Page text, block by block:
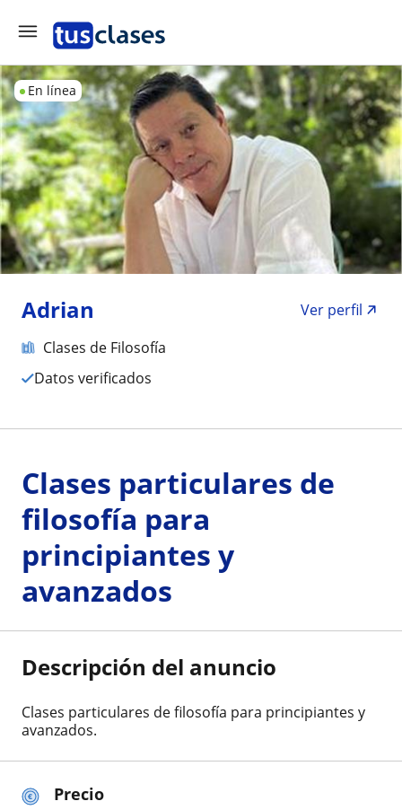
En línea
Adrian
Ver perfil
Clases de Filosofía
Datos verificados
Precio
Clases particulares de
filosofía para
principiantes y
avanzados
Descripción del anuncio
Clases particulares de filosofía para principiantes y
avanzados.